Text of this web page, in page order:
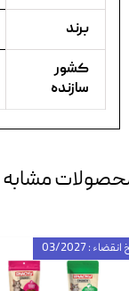
برند
کشور
سازنده
مشابه
: 03/2027